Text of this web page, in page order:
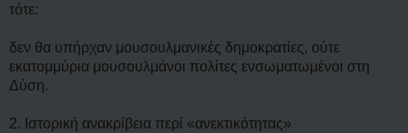
τότε:
δεν θα υπήρχαν μουσουλμανικές δημοκρατίες, ούτε
εκατομμύρια μουσουλμάνοι πολίτες ενσωματωμένοι στη
Δύση.
2. Ιστορική ανακρίβεια περί «ανεκτικότητας»